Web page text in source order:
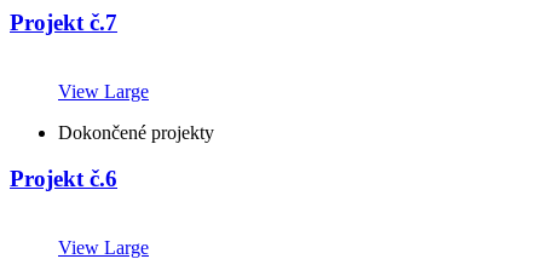
Projekt č.7
View Large
Dokončené projekty
Projekt č.6
View Large